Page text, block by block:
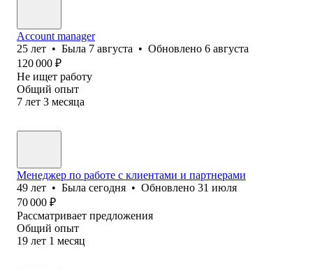
Account manager
25 лет • Была 7 августа • Обновлено 6 августа
120 000 ₽
Не ищет работу
Общий опыт
7 лет 3 месяца
Менеджер по работе с клиентами и партнерами
49 лет • Была сегодня • Обновлено 31 июля
70 000 ₽
Рассматривает предложения
Общий опыт
19 лет 1 месяц